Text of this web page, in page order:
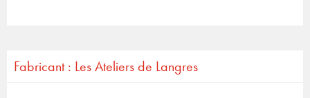
Fabricant : Les Ateliers de Langres